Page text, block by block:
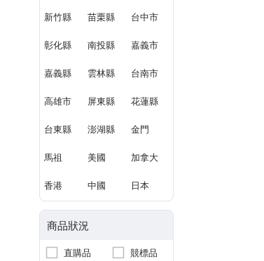
新竹縣 苗栗縣 台中市
彰化縣 南投縣 嘉義市
嘉義縣 雲林縣 台南市
高雄市 屏東縣 花蓮縣
台東縣 澎湖縣 金門
馬祖 美國 加拿大
香港 中國 日本
商品狀況
直購品
競標品